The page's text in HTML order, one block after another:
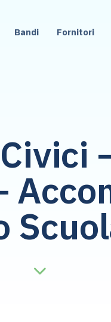
Bandi Fornitori